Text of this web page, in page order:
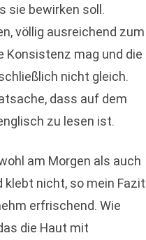
sie bewirken soll.
völlig ausreichend zum
Konsistenz mag und die
nicht gleich.
dass auf dem
zu lesen ist.
am Morgen als auch
nicht, so mein Fazit.
erfrischend. Wie
die Haut mit